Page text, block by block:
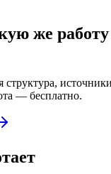
же работу
структура,
— бесплатно.